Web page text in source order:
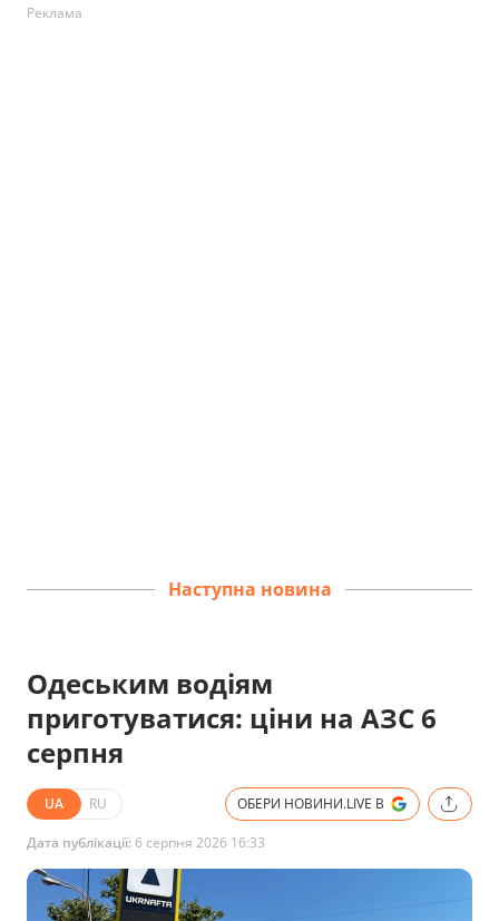
Реклама
Наступна новина
Одеським водіям
приготуватися: ціни на АЗС 6
серпня
UA RU ОБЕРИ НОВИНИ.LIVE В
Дата публікації: 6 серпня 2026 16:33